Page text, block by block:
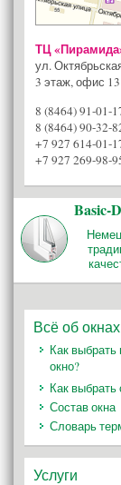
ТЦ
ул.
3 этаж, офис 13
8 (8464) 91-01-
8 (8464) 90-32-
+7 927 614-01-
+7 927 269-98-
Basic-
Всё об окнах
Как выбрать
окно?
Как выбрать
Состав окна
Словарь
Услуги